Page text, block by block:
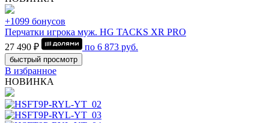
+1099 бонусов
Перчатки игрока муж. HG TACKS XR PRO
27 490 ₽
по 6 873 руб.
быстрый просмотр
В избранное
НОВИНКА